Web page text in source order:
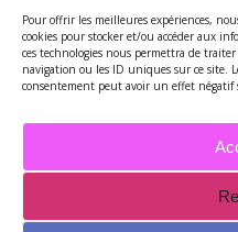
Pour offrir les meilleures expériences,
cookies pour stocker et/ou accéder aux
ces technologies nous permettra de
navigation ou les ID uniques sur ce site.
consentement peut avoir un effet négatif
Archives
2026 - Tous droits réservés -